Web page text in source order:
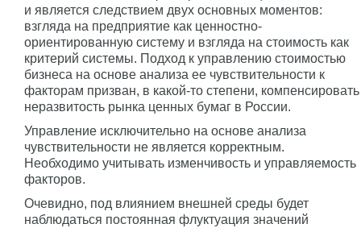
и является следствием двух основных моментов:
взгляда на предприятие как ценностно-
ориентированную систему и взгляда на стоимость как
критерий системы. Подход к управлению стоимостью
бизнеса на основе анализа ее чувствительности к
факторам призван, в какой-то степени, компенсировать
неразвитость рынка ценных бумаг в России.
Управление исключительно на основе анализа
чувствительности не является корректным.
Необходимо учитывать изменчивость и управляемость
факторов.
Очевидно, под влиянием внешней среды будет
наблюдаться постоянная флуктуация значений